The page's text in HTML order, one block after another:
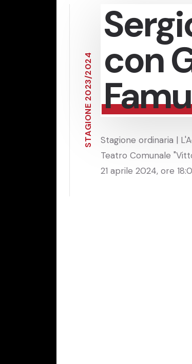
S
T
A
G
I
O
N
E
2
0
2
3
/
2
0
2
4 con
Stagione ordinaria |
Teatro Comunale
21 aprile 2024, ore